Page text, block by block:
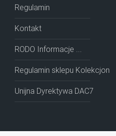
Regulamin
Kontakt
RODO Informacje ...
Regulamin sklepu Kolekcjon
Unijna Dyrektywa DAC7